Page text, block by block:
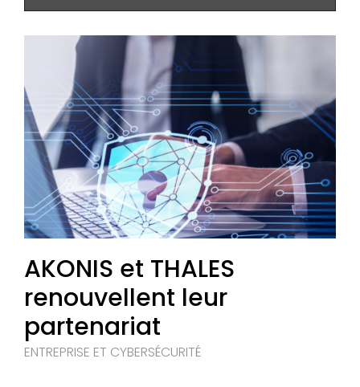
AKONIS et THALES
renouvellent leur
partenariat
ENTREPRISE ET CYBERSÉCURITÉ